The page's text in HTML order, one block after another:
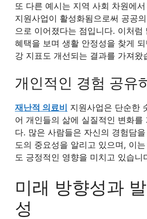
또 다른 예시는 지역 사회 차원에
지원사업이 활성화됨으로써 공공
으로 이어졌다는 점입니다. 이처럼
혜택을 보며 생활 안정성을 찾게
강 지표도 개선되는 결과를 가져왔
개인적인 경험 공유
재난적 의료비
지원사업은 단순한
어 개인들의 삶에 실질적인 변화를
다. 많은 사람들은 자신의 경험담
도의 중요성을 알리고 있으며, 이
도 긍정적인 영향을 미치고 있습니
미래 방향성과
성